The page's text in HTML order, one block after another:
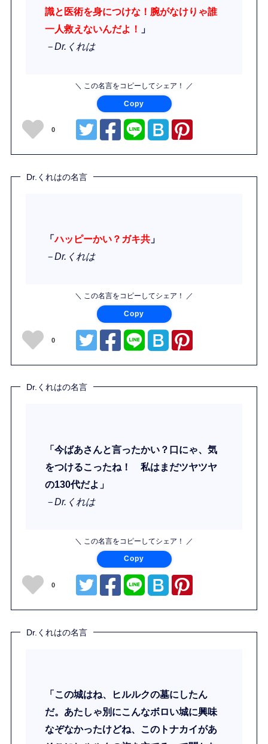
識と医術を身につけな！腕がなけりゃ誰
一人救えないんだよ！
」
－Dr.くれは
＼ この名言をコピーしてシェア！ ／
Copy
0
Dr.くれはの名言
「ハッピーかい？ガキ共 」
－Dr.くれは
＼ この名言をコピーしてシェア！ ／
Copy
0
Dr.くれはの名言
「今ばあさんと言ったかい？口にゃ、気
をつけるこったね！ 私はまだツヤツヤ
の130代だよ」
－Dr.くれは
＼ この名言をコピーしてシェア！ ／
Copy
0
Dr.くれはの名言
「この城はね、ヒルルクの墓にしたん
だ。あたしゃ別にこんなボロい城に興味
なぞなかったけどね、このトナカイがあ